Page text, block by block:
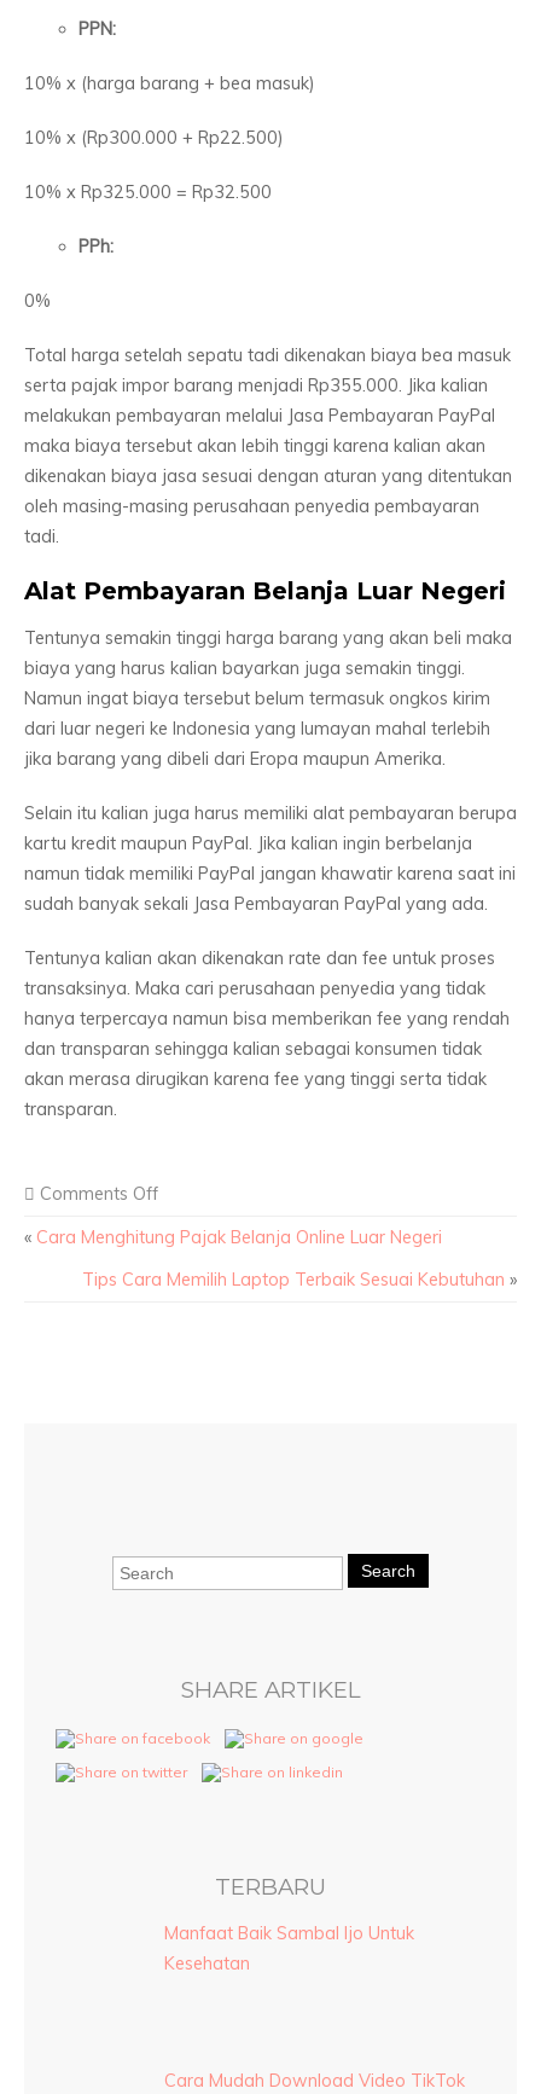
PPN:
10% x (harga barang + bea masuk)
10% x (Rp300.000 + Rp22.500)
10% x Rp325.000 = Rp32.500
PPh:
0%
Total harga setelah sepatu tadi dikenakan biaya bea masuk
serta pajak impor barang menjadi Rp355.000. Jika kalian
melakukan pembayaran melalui Jasa Pembayaran PayPal
maka biaya tersebut akan lebih tinggi karena kalian akan
dikenakan biaya jasa sesuai dengan aturan yang ditentukan
oleh masing-masing perusahaan penyedia pembayaran
tadi.
Alat Pembayaran Belanja Luar Negeri
Tentunya semakin tinggi harga barang yang akan beli maka
biaya yang harus kalian bayarkan juga semakin tinggi.
Namun ingat biaya tersebut belum termasuk ongkos kirim
dari luar negeri ke Indonesia yang lumayan mahal terlebih
jika barang yang dibeli dari Eropa maupun Amerika.
Selain itu kalian juga harus memiliki alat pembayaran berupa
kartu kredit maupun PayPal. Jika kalian ingin berbelanja
namun tidak memiliki PayPal jangan khawatir karena saat ini
sudah banyak sekali Jasa Pembayaran PayPal yang ada.
Tentunya kalian akan dikenakan rate dan fee untuk proses
transaksinya. Maka cari perusahaan penyedia yang tidak
hanya terpercaya namun bisa memberikan fee yang rendah
dan transparan sehingga kalian sebagai konsumen tidak
akan merasa dirugikan karena fee yang tinggi serta tidak
transparan.
Comments Off
« Cara Menghitung Pajak Belanja Online Luar Negeri
Tips Cara Memilih Laptop Terbaik Sesuai Kebutuhan »
Search
SHARE ARTIKEL
TERBARU
Manfaat Baik Sambal Ijo Untuk
Kesehatan
Cara Mudah Download Video TikTok